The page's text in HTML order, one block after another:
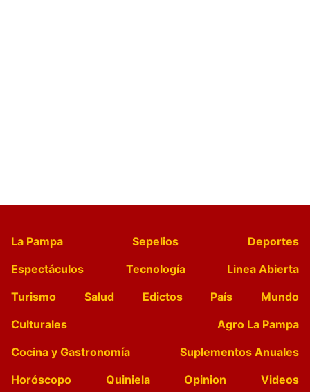
La Pampa Sepelios
Deportes
Espectáculos
Tecnología
Linea Abierta
Turismo
Salud Edictos País
Mundo
Culturales
Agro La Pampa
Cocina y Gastronomía
Suplementos Anuales
Horóscopo
Quiniela Opinion
Videos